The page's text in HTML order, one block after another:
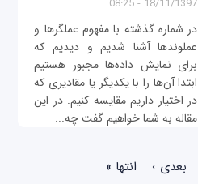
18/11/1397 - 08:25
در شماره گذشته با مفهوم عملگرها و
عملوندها آشنا شدیم و دیدیم که
برای نمایش داده‌ها مجبور هستیم
ابتدا آن‌ها را با یکدیگر یا مقادیری که
در اختیار داریم مقایسه کنیم. در این
مقاله به شما خواهیم گفت چه...
بعدی › انتها »